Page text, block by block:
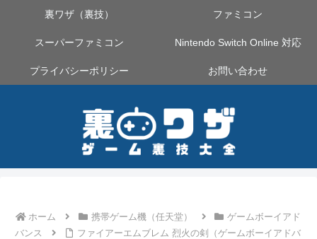
裏ワザ（裏技） ファミコン
スーパーファミコン Nintendo Switch Online 対応
プライバシーポリシー お問い合わせ
ホーム 携帯ゲーム機（任天堂）
ゲームボーイアド
バンス
ファイアーエムブレム 烈火の剣（ゲームボーイアドバ